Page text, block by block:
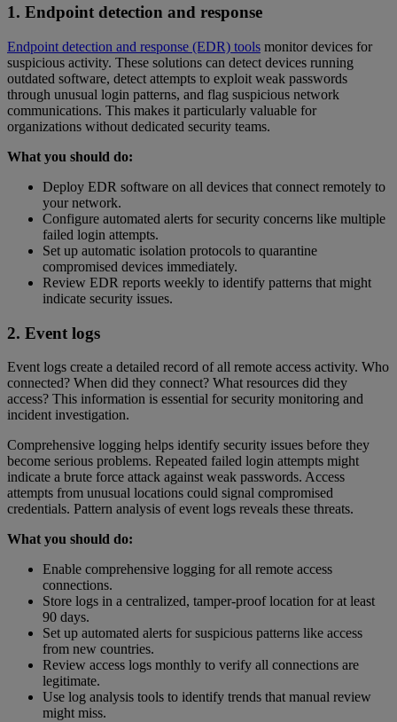
1. Endpoint detection and response
Endpoint detection and response (EDR) tools monitor devices for
suspicious activity. These solutions can detect devices running
outdated software, detect attempts to exploit weak passwords
through unusual login patterns, and flag suspicious network
communications. This makes it particularly valuable for
organizations without dedicated security teams.
What you should do:
Deploy EDR software on all devices that connect remotely to
your network.
Configure automated alerts for security concerns like multiple
failed login attempts.
Set up automatic isolation protocols to quarantine
compromised devices immediately.
Review EDR reports weekly to identify patterns that might
indicate security issues.
2. Event logs
Event logs create a detailed record of all remote access activity. Who
connected? When did they connect? What resources did they
access? This information is essential for security monitoring and
incident investigation.
Comprehensive logging helps identify security issues before they
become serious problems. Repeated failed login attempts might
indicate a brute force attack against weak passwords. Access
attempts from unusual locations could signal compromised
credentials. Pattern analysis of event logs reveals these threats.
What you should do:
Enable comprehensive logging for all remote access
connections.
Store logs in a centralized, tamper-proof location for at least
90 days.
Set up automated alerts for suspicious patterns like access
from new countries.
Review access logs monthly to verify all connections are
legitimate.
Use log analysis tools to identify trends that manual review
might miss.